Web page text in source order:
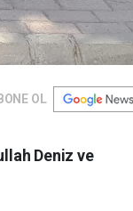
OL
Deniz ve